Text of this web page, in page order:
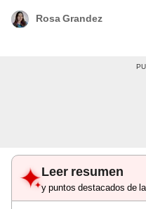
Rosa Grandez
Leer resumen
y puntos destacados de